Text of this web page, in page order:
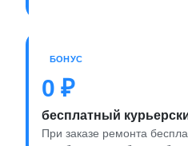
БОНУС
0 ₽
бесплатный
При заказе ремонта